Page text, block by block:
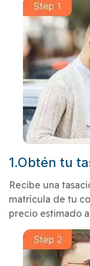
1.Obtén tu
Recibe una
matrícula de tu
precio estimado